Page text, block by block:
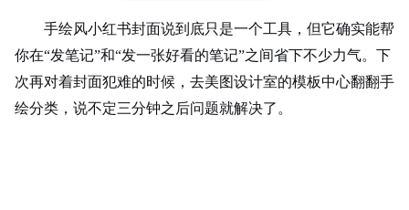
手绘风小红书封面说到底只是一个工具，但它确实能帮
你在“发笔记”和“发一张好看的笔记”之间省下不少力气。下
次再对着封面犯难的时候，去美图设计室的模板中心翻翻手
绘分类，说不定三分钟之后问题就解决了。